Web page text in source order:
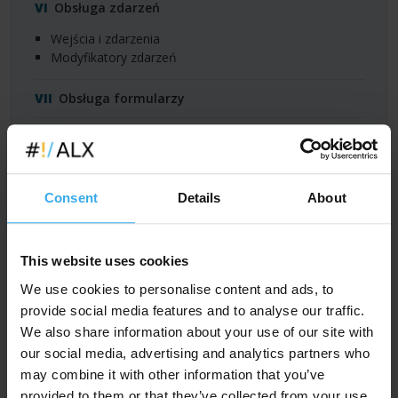
Consent Details About
This website uses cookies
We use cookies to personalise content and ads, to
provide social media features and to analyse our traffic.
We also share information about your use of our site with
our social media, advertising and analytics partners who
may combine it with other information that you’ve
Obsługa zdarzeń
Wejścia i zdarzenia
Modyfikatory zdarzeń
Obsługa formularzy
Czym jest Watchers
Praca z wieloma komponentami
Cykl życia komponentu
Wykorzystywanie komponentów
Obsługa eventów w komponentach
Jednoplikowe komponenty
Przekazywanie danych